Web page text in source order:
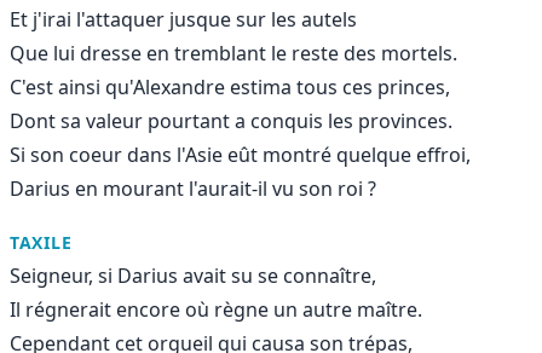
Et j'irai l'attaquer jusque sur les autels
Que lui dresse en tremblant le reste des mortels.
C'est ainsi qu'Alexandre estima tous ces princes,
Dont sa valeur pourtant a conquis les provinces.
Si son coeur dans l'Asie eût montré quelque effroi,
Darius en mourant l'aurait-il vu son roi ?
TAXILE
Seigneur, si Darius avait su se connaître,
Il régnerait encore où règne un autre maître.
Cependant cet orgueil qui causa son trépas,